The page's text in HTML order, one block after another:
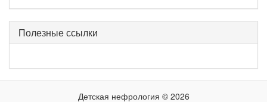
Полезные ссылки
Детская нефрология © 2026